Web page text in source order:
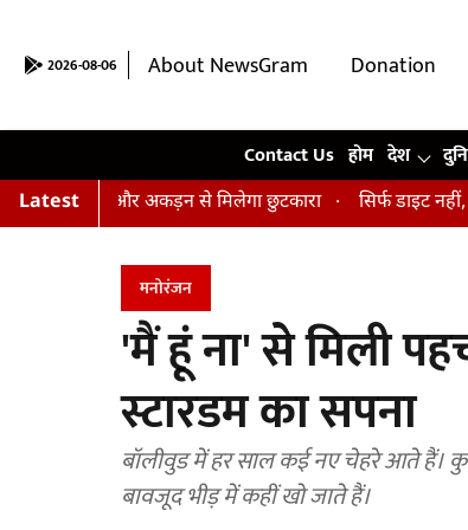
2026-08-06 About NewsGram
Donation
Contact Us होम देश
Latest
और अकड़न से मिलेगा छुटकारा सिर्फ डाइट नहीं, सही
मनोरंजन
'मैं हूं ना' से मिली
स्टारडम का सपना
बॉलीवुड में हर साल कई नए चेहरे आते
बावजूद भीड़ में कहीं खो जाते हैं।